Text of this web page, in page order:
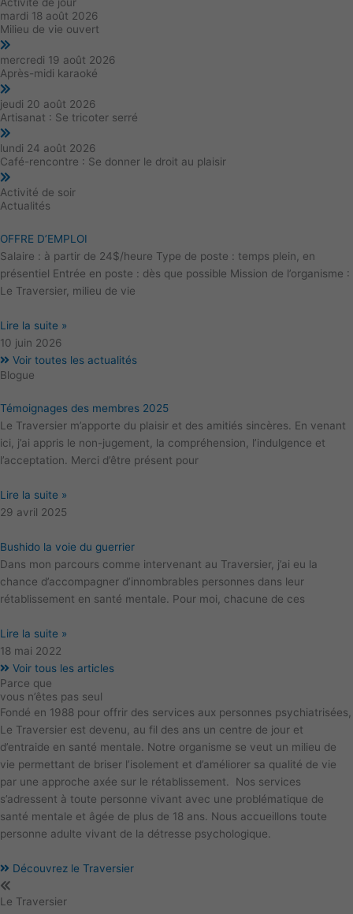
Activité de jour
mardi 18 août 2026
Milieu de vie ouvert
mercredi 19 août 2026
Après-midi karaoké
jeudi 20 août 2026
Artisanat : Se tricoter serré
lundi 24 août 2026
Café-rencontre : Se donner le droit au plaisir
Activité de soir
Actualités
OFFRE D’EMPLOI
Salaire : à partir de 24$/heure Type de poste : temps plein, en
présentiel Entrée en poste : dès que possible Mission de l’organisme :
Le Traversier, milieu de vie
Lire la suite »
10 juin 2026
Voir toutes les actualités
Blogue
Témoignages des membres 2025
Le Traversier m’apporte du plaisir et des amitiés sincères. En venant
ici, j’ai appris le non-jugement, la compréhension, l’indulgence et
l’acceptation. Merci d’être présent pour
Lire la suite »
29 avril 2025
Bushido la voie du guerrier
Dans mon parcours comme intervenant au Traversier, j’ai eu la
chance d’accompagner d’innombrables personnes dans leur
rétablissement en santé mentale. Pour moi, chacune de ces
Lire la suite »
18 mai 2022
Voir tous les articles
Parce que
vous n’êtes pas seul
Fondé en 1988 pour offrir des services aux personnes psychiatrisées,
Le Traversier est devenu, au fil des ans un centre de jour et
d’entraide en santé mentale. Notre organisme se veut un milieu de
vie permettant de briser l’isolement et d’améliorer sa qualité de vie
par une approche axée sur le rétablissement. Nos services
s’adressent à toute personne vivant avec une problématique de
santé mentale et âgée de plus de 18 ans. Nous accueillons toute
personne adulte vivant de la détresse psychologique.
Découvrez le Traversier
Le Traversier